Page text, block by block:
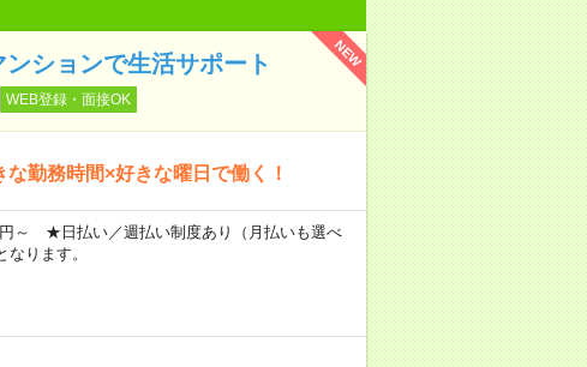
NEW
ションで生活サポート
WEB登録・面接OK
勤務時間×好きな曜日で働く！
～ ★日払い／週払い制度あり（月払いも選べ
ります。